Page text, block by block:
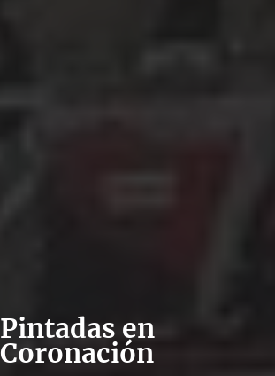
Pintadas en
Coronación